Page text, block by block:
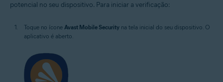
potencial no seu dispositivo. Para iniciar a verificação:
Toque no ícone Avast Mobile Security na tela inicial do seu dispositivo. O
aplicativo é aberto.